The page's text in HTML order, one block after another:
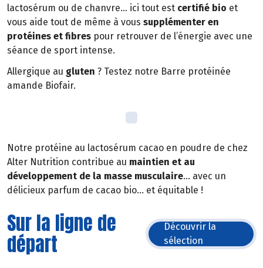
lactosérum ou de chanvre… ici tout est certifié bio et
vous aide tout de même à vous supplémenter en
protéines et fibres pour retrouver de l’énergie avec une
séance de sport intense.
Allergique au gluten ? Testez notre Barre protéinée
amande Biofair.
Notre protéine au lactosérum cacao en poudre de chez
Alter Nutrition contribue au maintien et au
développement de la masse musculaire… avec un
délicieux parfum de cacao bio… et équitable !
Sur la ligne de
départ
Découvrir la
sélection